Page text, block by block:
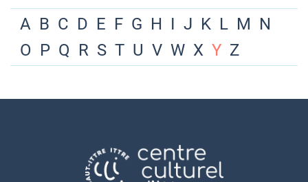
A B C D E F G H I J K L M N
O P Q R S T U V W X Y Z